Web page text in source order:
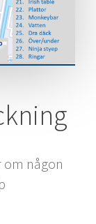
om någon